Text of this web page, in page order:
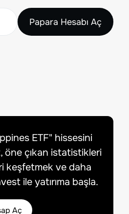
Papara Hesabı Aç
ETF" hissesini
öne çıkan istatistikleri
keşfetmek ve daha
ile yatırıma başla.
Aç